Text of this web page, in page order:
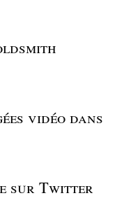
vidéo dans
sur Twitter